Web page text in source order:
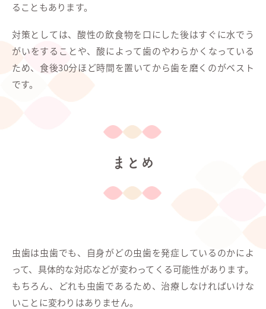
ることもあります。
対策としては、酸性の飲食物を口にした後はすぐに水でう
がいをすることや、酸によって歯のやわらかくなっている
ため、食後30分ほど時間を置いてから歯を磨くのがベスト
です。
まとめ
虫歯は虫歯でも、自身がどの虫歯を発症しているのかによ
って、具体的な対応などが変わってくる可能性があります。
もちろん、どれも虫歯であるため、治療しなければいけな
いことに変わりはありません。